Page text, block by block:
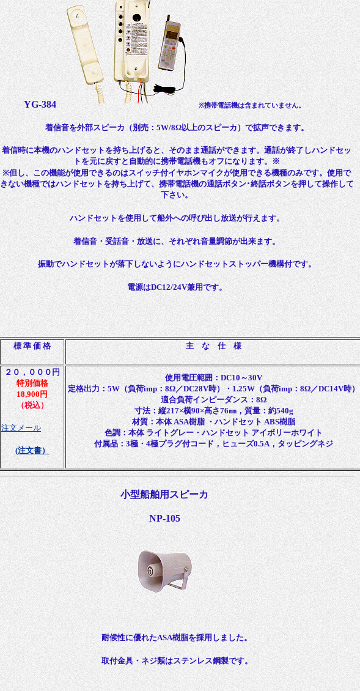
YG-384 ※携帯電話機は含まれていません。
着信音を外部スピーカ（別売：5W/8Ω以上のスピーカ）で拡声できます。
着信時に本機のハンドセットを持ち上げると、そのまま通話ができます。通話が終了しハンドセッ
トを元に戻すと自動的に携帯電話機もオフになります。※
※但し、この機能が使用できるのはスイッチ付イヤホンマイクが使用できる機種のみです。使用で
きない機種ではハンドセットを持ち上げて、携帯電話機の通話ボタン･終話ボタンを押して操作して
下さい。
ハンドセットを使用して船外への呼び出し放送が行えます。
着信音・受話音・放送に、それぞれ音量調節が出来ます。
振動でハンドセットが落下しないようにハンドセットストッパー機構付です。
電源はDC12/24V兼用です。
標 準 価 格 主 な 仕 様
２０，０００円
特別価格
18,900円
（税込）
注文メール
(注文書）
使用電圧範囲：DC10～30V
定格出力：5W（負荷imp：8Ω／DC28V時）・1.25W（負荷imp：8Ω／DC14V時）
適合負荷インピーダンス：8Ω
寸法：縦217×横90×高さ76㎜，質量：約540g
材質：本体 ASA樹脂 ・ハンドセット ABS樹脂
色調：本体 ライトグレー・ハンドセット アイボリーホワイト
付属品：3極・4極プラグ付コード，ヒューズ0.5A，タッピングネジ
小型船舶用スピーカ
NP-105
耐候性に優れたASA樹脂を採用しました。
取付金具・ネジ類はステンレス鋼製です。